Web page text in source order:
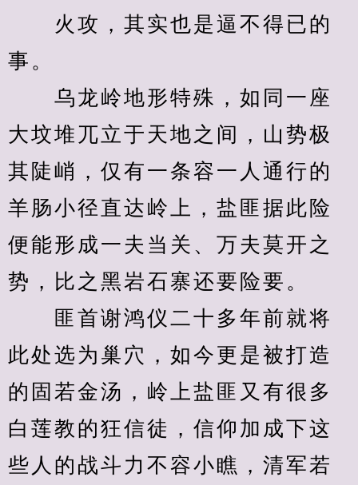
火攻，其实也是逼不得已的
事。
乌龙岭地形特殊，如同一座
大坟堆兀立于天地之间，山势极
其陡峭，仅有一条容一人通行的
羊肠小径直达岭上，盐匪据此险
便能形成一夫当关、万夫莫开之
势，比之黑岩石寨还要险要。
匪首谢鸿仪二十多年前就将
此处选为巢穴，如今更是被打造
的固若金汤，岭上盐匪又有很多
白莲教的狂信徒，信仰加成下这
些人的战斗力不容小瞧，清军若